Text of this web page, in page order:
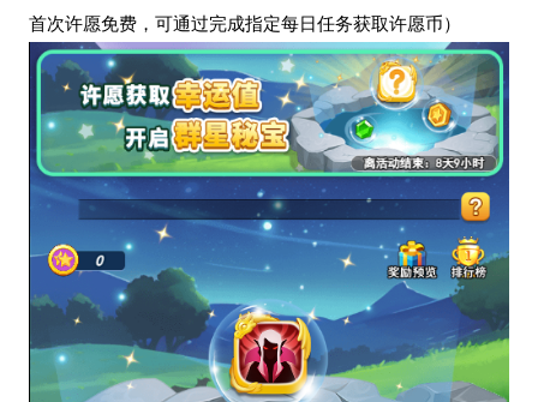
首次许愿免费，可通过完成指定每日任务获取许愿币）